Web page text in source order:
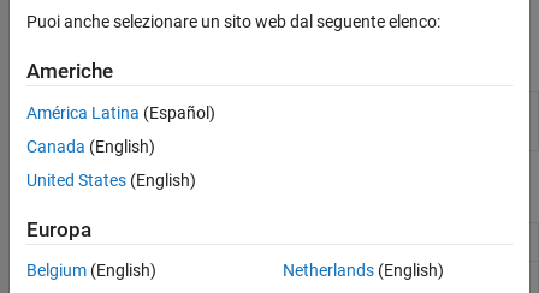
Codifica della sorgente
Operazioni sul segnale
Interleaving
Filtraggio
Equalizzazione
Sincronizzazione e progettazione del
ricevitore
App
Filter
View, analyze, and compare filters
Funzioni
gaussdesign Gaussian FIR pulse-shaping filter design
intdump Integrate discrete-time signal
Puoi anche selezionare un sito web dal seguente elenco:
Americhe
América Latina (Español)
Canada (English)
United States (English)
Europa
Belgium (English)
Netherlands(English)